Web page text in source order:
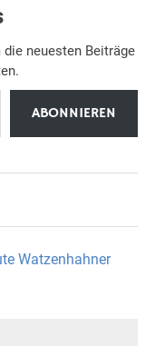
neuesten Beiträge
ABONNIEREN
Watzenhahner